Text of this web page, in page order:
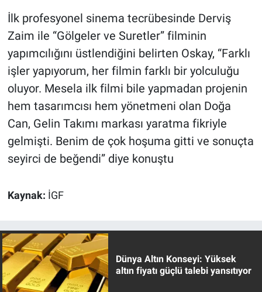
İlk profesyonel sinema tecrübesinde Derviş
Zaim ile “Gölgeler ve Suretler” filminin
yapımcılığını üstlendiğini belirten Oskay, “Farklı
işler yapıyorum, her filmin farklı bir yolculuğu
oluyor. Mesela ilk filmi bile yapmadan projenin
hem tasarımcısı hem yönetmeni olan Doğa
Can, Gelin Takımı markası yaratma fikriyle
gelmişti. Benim de çok hoşuma gitti ve sonuçta
seyirci de beğendi” diye konuştu
Kaynak: İGF
Dünya Altın Konseyi: Yüksek
altın fiyatı güçlü talebi yansıtıyor